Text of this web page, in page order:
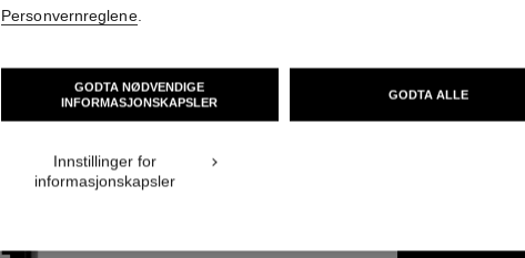
Ref. 118460
Personvernreglene.
GODTA NØDVENDIGE
INFORMASJONSKAPSLER
GODTA ALLE
Innstillinger for
informasjonskapsler